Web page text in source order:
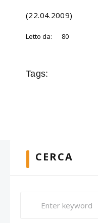
(22.04.2009)
Letto da: 80
Tags:
CERCA